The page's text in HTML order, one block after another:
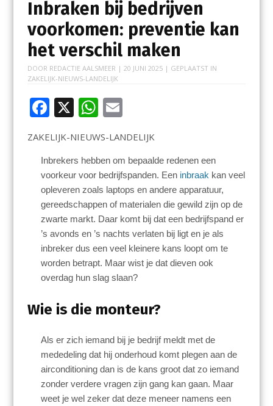
Inbraken bij bedrijven
voorkomen: preventie kan
het verschil maken
DOOR REDACTIE AALSMEER | 20 JUNI 2025| GEPLAATST IN
ZAKELIJK-NIEUWS-LANDELIJK
F
e
b
o
o
k
X W
at
s
A
p
p
E
ai
l
ZAKELIJK-NIEUWS-LANDELIJK
Inbrekers hebben om bepaalde redenen een
voorkeur voor bedrijfspanden. Een inbraak kan veel
opleveren zoals laptops en andere apparatuur,
gereedschappen of materialen die gewild zijn op de
zwarte markt. Daar komt bij dat een bedrijfspand er
’s avonds en ’s nachts verlaten bij ligt en je als
inbreker dus een veel kleinere kans loopt om te
worden betrapt. Maar wist je dat dieven ook
overdag hun slag slaan?
Wie is die monteur?
Als er zich iemand bij je bedrijf meldt met de
mededeling dat hij onderhoud komt plegen aan de
airconditioning dan is de kans groot dat zo iemand
zonder verdere vragen zijn gang kan gaan. Maar
weet je wel zeker dat deze meneer namens een